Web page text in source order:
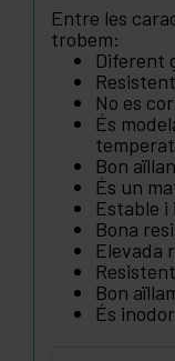
Entre les
trobem:
Diferent
No es
És
Bon
És un
Estable i
Bona
Elevada
Bon
És